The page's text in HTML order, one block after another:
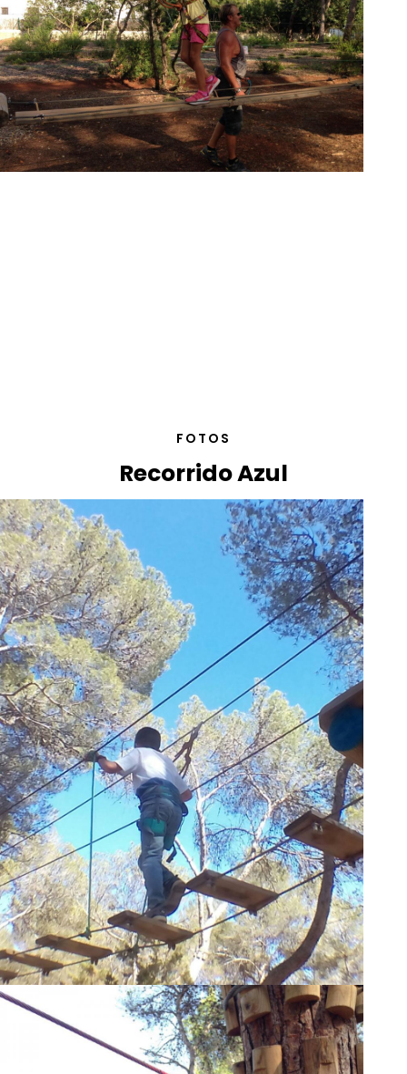
FOTOS
Recorrido Azul